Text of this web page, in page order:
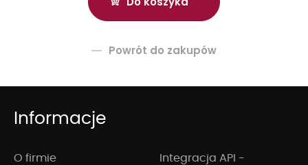
Powrót do zakupów
Informacje
O firmie
Integracja API -